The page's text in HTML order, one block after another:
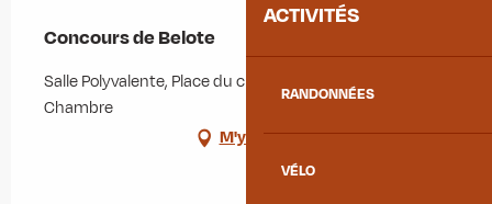
ACTIVITÉS
RANDONNÉES
VÉLO
Concours de Belote
Salle Polyvalente, Place du champ de Foire, 73130 La
Chambre
M'y rendre